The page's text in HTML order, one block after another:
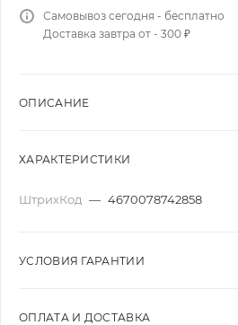
Самовывоз сегодня - бесплатно
Доставка завтра от - 300 ₽
ОПИСАНИЕ
ХАРАКТЕРИСТИКИ
ШтрихКод — 4670078742858
УСЛОВИЯ ГАРАНТИИ
ОПЛАТА И ДОСТАВКА